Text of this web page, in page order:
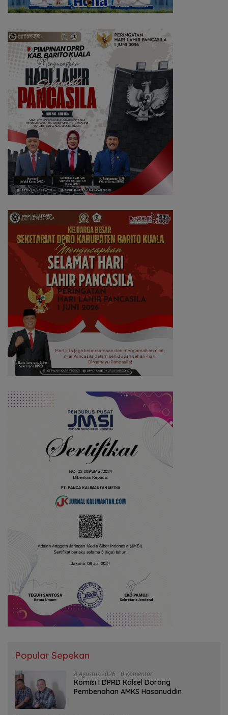
Popular Sepekan
8 Agustus 2026 0 Komentar
Komisi I DPRD Kalsel Dorong
Pembenahan AMKS Hasanuddin